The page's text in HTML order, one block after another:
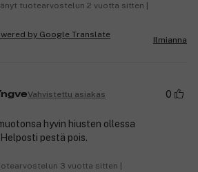
tuotearvostelun 2 vuotta sitten |
Ilmianna
Vahvistettu asiakas 0
hyvin hiusten ollessa
pestä pois.
3 vuotta sitten |